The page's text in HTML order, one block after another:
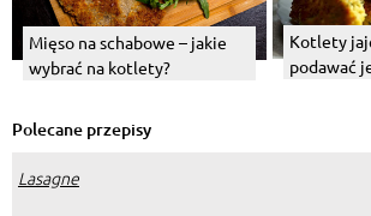
Mięso na schabowe – jakie
wybrać na kotlety?
Kotlety
podawać
Polecane przepisy
Lasagne